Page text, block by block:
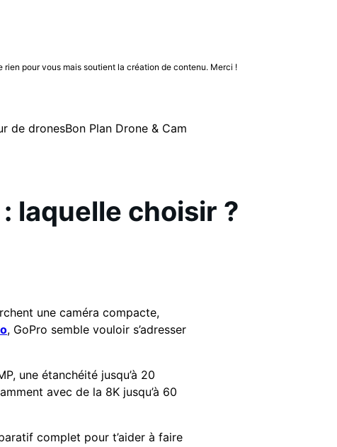
rien pour vous mais soutient la création de contenu. Merci !
de dronesBon Plan Drone & Cam
laquelle choisir ?
une caméra compacte,
, GoPro semble vouloir s’adresser
une étanchéité jusqu’à 20
avec de la 8K jusqu’à 60
complet pour t’aider à faire